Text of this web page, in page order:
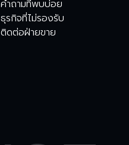
คำถามที่พบบ่อย
ธุรกิจที่ไม่รองรับ
ติดต่อฝ่ายขาย